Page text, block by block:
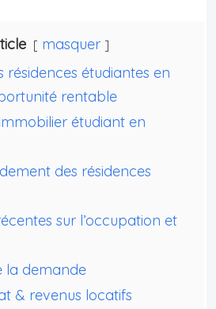
masquer
résidences étudiantes en
rentable
étudiant en
des résidences
sur l’occupation et
la demande
& revenus locatifs